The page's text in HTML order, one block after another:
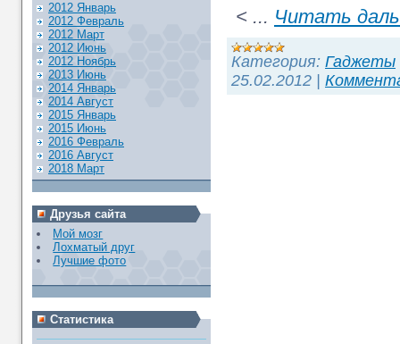
2012 Январь
2012 Февраль
2012 Март
2012 Июнь
2012 Ноябрь
2013 Июнь
2014 Январь
2014 Август
2015 Январь
2015 Июнь
2016 Февраль
2016 Август
2018 Март
Друзья сайта
Мой мозг
Лохматый друг
Лучшие фото
Статистика
< ... Читать
Категория: Гаджеты
25.02.2012